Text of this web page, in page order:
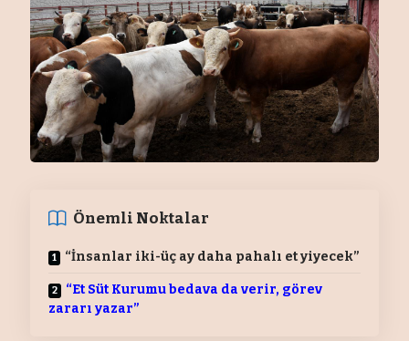
Önemli Noktalar
“İnsanlar iki-üç ay daha pahalı et yiyecek”
“Et Süt Kurumu bedava da verir, görev
zararı yazar”